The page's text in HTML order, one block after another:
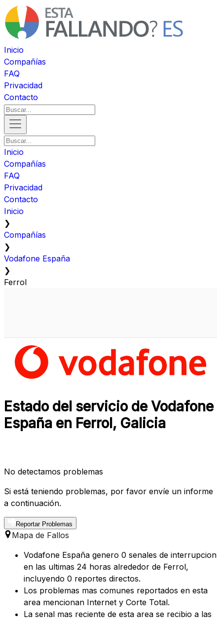
Inicio
Compañías
FAQ
Privacidad
Contacto
Inicio
Compañías
FAQ
Privacidad
Contacto
Inicio
❯
Compañías
❯
Vodafone España
❯
Ferrol
Estado del servicio de Vodafone
España en Ferrol, Galicia
No detectamos problemas
Si está teniendo problemas, por favor envíe un informe
a continuación.
Reportar Problemas
Mapa de Fallos
Vodafone España genero 0 senales de interrupcion
en las ultimas 24 horas alrededor de Ferrol,
incluyendo 0 reportes directos.
Los problemas mas comunes reportados en esta
area mencionan Internet y Corte Total.
La senal mas reciente de esta area se recibio a las